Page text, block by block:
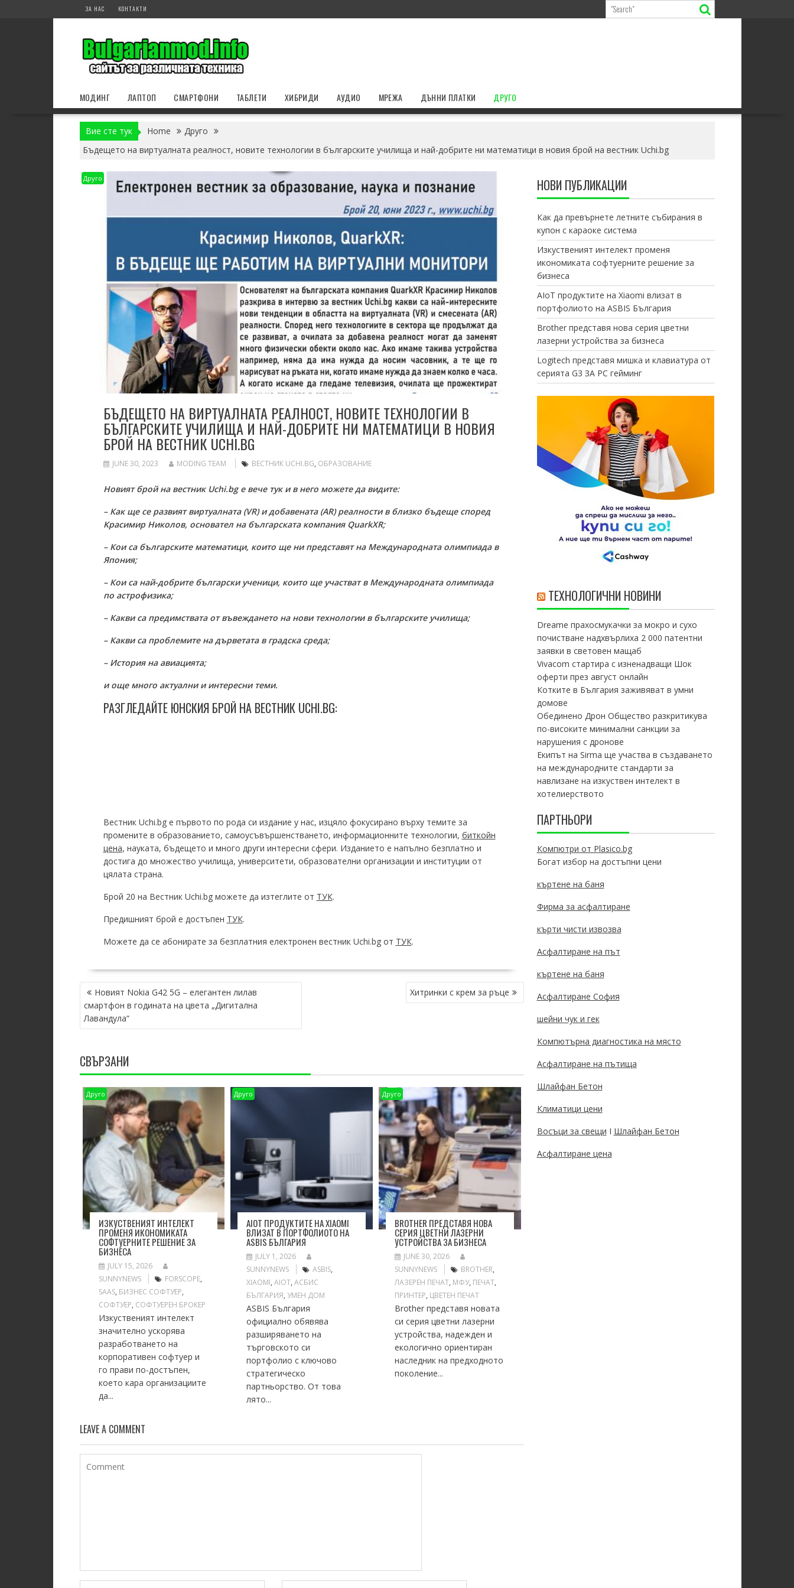
ЗА НАС КОНТАКТИ
МОДИНГ ЛАПТОП СМАРТФОНИ ТАБЛЕТИ ХИБРИДИ АУДИО МРЕЖА ДЪННИ ПЛАТКИ ДРУГО
Вие сте тук Home
Друго
Бъдещето на виртуалната реалност, новите технологии в българските училища и най-добрите ни математици в новия брой на вестник Uchi.bg
Друго
БЪДЕЩЕТО НА ВИРТУАЛНАТА РЕАЛНОСТ, НОВИТЕ ТЕХНОЛОГИИ В
БЪЛГАРСКИТЕ УЧИЛИЩА И НАЙ-ДОБРИТЕ НИ МАТЕМАТИЦИ В НОВИЯ
БРОЙ НА ВЕСТНИК UCHI.BG
JUNE 30, 2023 MODING TEAM ВЕСТНИК UCHI.BG, ОБРАЗОВАНИЕ
Новият брой на вестник Uchi.bg е вече тук и в него можете да видите:
– Как ще се развият виртуалната (VR) и добавената (AR) реалности в близко бъдеще според
Красимир Николов, основател на българската компания QuarkXR;
– Кои са българските математици, които ще ни представят на Международната олимпиада в
Япония;
– Кои са най-добрите български ученици, които ще участват в Международната олимпиада
по астрофизика;
– Какви са предимствата от въвеждането на нови технологии в българските училища;
– Какви са проблемите на дърветата в градска среда;
– История на авиацията;
и още много актуални и интересни теми.
РАЗГЛЕДАЙТЕ ЮНСКИЯ БРОЙ НА ВЕСТНИК UCHI.BG:
Вестник Uchi.bg e първото по рода си издание у нас, изцяло фокусирано върху темите за
промените в образованието, самоусъвършенстването, информационните технологии, биткойн
цена, науката, бъдещето и много други интересни сфери. Изданието е напълно безплатно и
достига до множество училища, университети, образователни организации и институции от
цялата страна.
Брой 20 на Вестник Uchi.bg можете да изтеглите от ТУК.
Предишният брой е достъпен ТУК.
Можете да се абонирате за безплатния електронен вестник Uchi.bg от ТУК.
POST
NAVIGATION
Новият Nokia G42 5G – елегантен лилав
смартфон в годината на цвета „Дигитална
Лавандула“
Хитринки с крем за ръце
СВЪРЗАНИ
Друго
ИЗКУСТВЕНИЯТ ИНТЕЛЕКТ
ПРОМЕНЯ ИКОНОМИКАТА
СОФТУЕРНИТЕ РЕШЕНИЕ ЗА
БИЗНЕСА
JULY 15, 2026
SUNNYNEWS
FORSCOPE,
SAAS, БИЗНЕС СОФТУЕР,
СОФТУЕР, СОФТУЕРЕН БРОКЕР
Изкуственият интелект
значително ускорява
разработването на
корпоративен софтуер и
го прави по-достъпен,
което кара организациите
да...
Друго
AIOT ПРОДУКТИТЕ НА XIAOMI
ВЛИЗАТ В ПОРТФОЛИОТО НА
ASBIS БЪЛГАРИЯ
JULY 1, 2026
SUNNYNEWS
ASBIS,
XIAOMI,АIOT,АСБИС
БЪЛГАРИЯ, УМЕН ДОМ
ASBIS България
официално обявява
разширяването на
търговското си
портфолио с ключово
стратегическо
партньорство. От това
лято...
Друго
BROTHER ПРЕДСТАВЯ НОВА
СЕРИЯ ЦВЕТНИ ЛАЗЕРНИ
УСТРОЙСТВА ЗА БИЗНЕСА
JUNE 30, 2026
SUNNYNEWS
BROTHER,
ЛАЗЕРЕН ПЕЧАТ, МФУ, ПЕЧАТ,
ПРИНТЕР, ЦВЕТЕН ПЕЧАТ
Brother представя новата
си серия цветни лазерни
устройства, надежден и
екологично ориентиран
наследник на предходното
поколение...
LEAVE A COMMENT
НОВИ ПУБЛИКАЦИИ
Как да превърнете летните събирания в
купон с караоке система
Изкуственият интелект променя
икономиката софтуерните решение за
бизнеса
AIoT продуктите на Xiaomi влизат в
портфолиото на ASBIS България
Brother представя нова серия цветни
лазерни устройства за бизнеса
Logitech представя мишка и клавиатура от
серията G3 ЗА PC гейминг
ТЕХНОЛОГИЧНИ НОВИНИ
Dreame прахосмукачки за мокро и сухо
почистване надхвърлиха 2 000 патентни
заявки в световен мащаб
Vivacom стартира с изненадващи Шок
оферти през август онлайн
Котките в България заживяват в умни
домове
Обединено Дрон Общество разкритикува
по-високите минимални санкции за
нарушения с дронове
Екипът на Sirma ще участва в създаването
на международните стандарти за
навлизане на изкуствен интелект в
хотелиерството
ПАРТНЬОРИ
Компютри от Plasico.bg
Богат избор на достъпни цени
къртене на баня
Фирма за асфалтиране
кърти чисти извозва
Асфалтиране на път
къртене на баня
Асфалтиране София
шейни чук и гек
Компютърна диагностика на място
Асфалтиране на пътища
Шлайфан Бетон
Климатици цени
Восъци за свещи I Шлайфан Бетон
Асфалтиране цена